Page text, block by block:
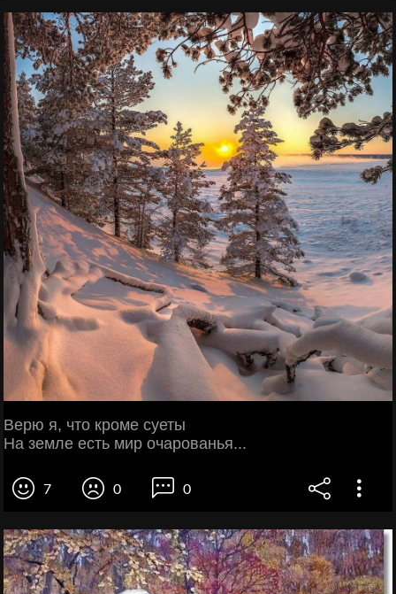
Верю я, что кроме суеты
На земле есть мир очарованья...
7 0 0